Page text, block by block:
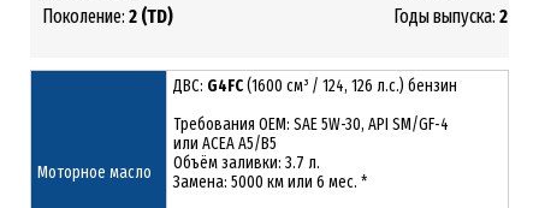
Поколение: 2 (TD)
Годы выпуска:
Моторное масло
ДВС: G4FC(1600 см³ / 124, 126 л.с.) бензин
Требования ОЕМ: SAE 5W-30, API SM/GF-4
или ACEA A5/B5
Объём заливки: 3.7 л.
Замена: 5000 км или 6 мес. *